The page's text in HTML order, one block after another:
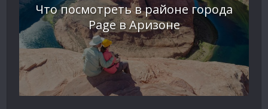
Что посмотреть в районе города
Page в Аризоне